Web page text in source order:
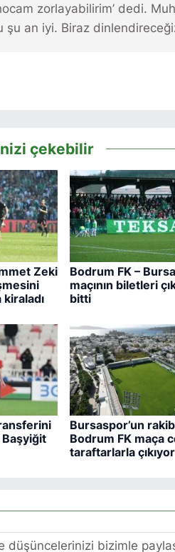
zorlayabilirim’ dedi.
şu an iyi. Biraz
çekebilir
Zeki
Bodrum FK –
maçının biletleri
bitti
Başyiğit
Bursaspor’un
Bodrum FK maça
taraftarlarla çıkıyor